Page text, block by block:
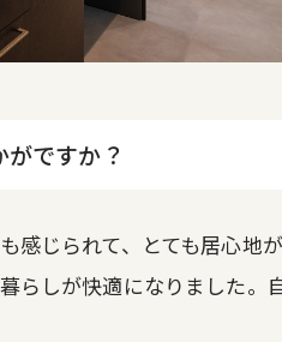
ですか？
感じられて、とても居心地
らしが快適になりました